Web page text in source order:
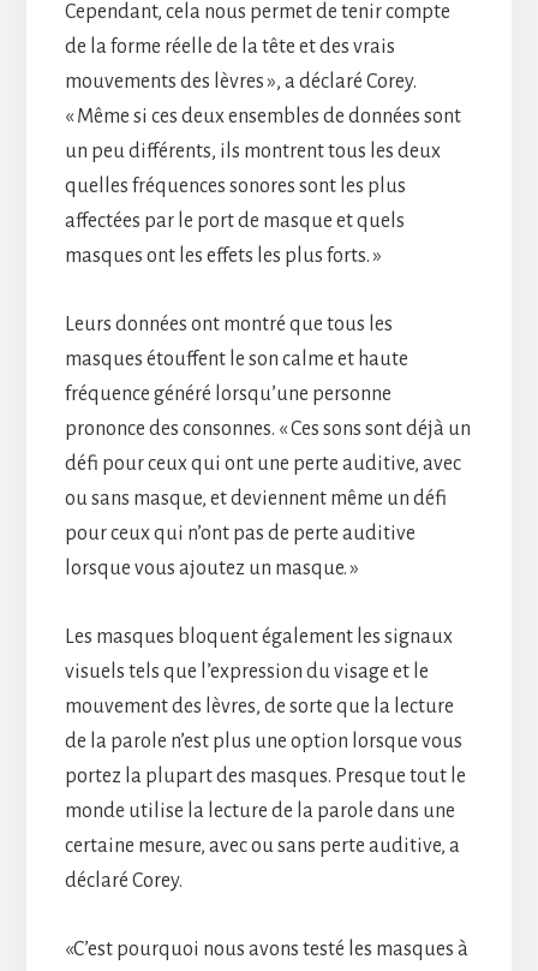
Cependant, cela nous permet de tenir compte
de la forme réelle de la tête et des vrais
mouvements des lèvres », a déclaré Corey.
« Même si ces deux ensembles de données sont
un peu différents, ils montrent tous les deux
quelles fréquences sonores sont les plus
affectées par le port de masque et quels
masques ont les effets les plus forts. »
Leurs données ont montré que tous les
masques étouffent le son calme et haute
fréquence généré lorsqu’une personne
prononce des consonnes. « Ces sons sont déjà un
défi pour ceux qui ont une perte auditive, avec
ou sans masque, et deviennent même un défi
pour ceux qui n’ont pas de perte auditive
lorsque vous ajoutez un masque. »
Les masques bloquent également les signaux
visuels tels que l’expression du visage et le
mouvement des lèvres, de sorte que la lecture
de la parole n’est plus une option lorsque vous
portez la plupart des masques. Presque tout le
monde utilise la lecture de la parole dans une
certaine mesure, avec ou sans perte auditive, a
déclaré Corey.
«C’est pourquoi nous avons testé les masques à